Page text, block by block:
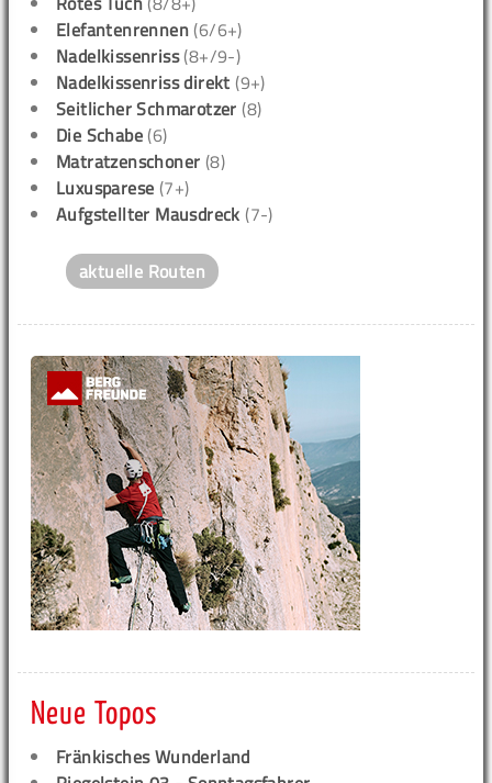
Elefantenrennen (6/6+)
Nadelkissenriss(8+/9-)
Nadelkissenriss direkt (9+)
Seitlicher Schmarotzer (8)
Die Schabe (6)
Matratzenschoner (8)
Luxusparese (7+)
Aufgstellter Mausdreck (7-)
aktuelle Routen
Neue Topos
Fränkisches Wunderland